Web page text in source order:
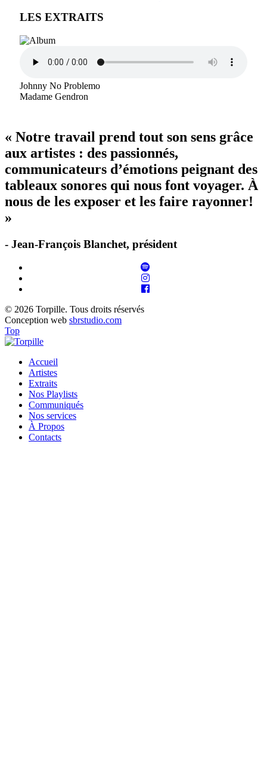
LES EXTRAITS
Johnny No Problemo
Madame Gendron
« Notre travail prend tout son sens grâce
aux artistes : des passionnés,
communicateurs d’émotions peignant des
tableaux sonores qui nous font voyager. À
nous de les exposer et les faire rayonner!
»
- Jean-François Blanchet, président
© 2026 Torpille. Tous droits réservés
Conception web sbrstudio.com
Top
Accueil
Artistes
Extraits
Nos Playlists
Communiqués
Nos services
À Propos
Contacts